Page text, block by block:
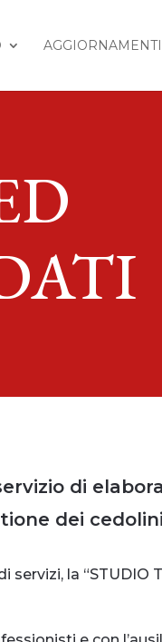
AGGIORNAMENTI
di
dei
la “STUDIO